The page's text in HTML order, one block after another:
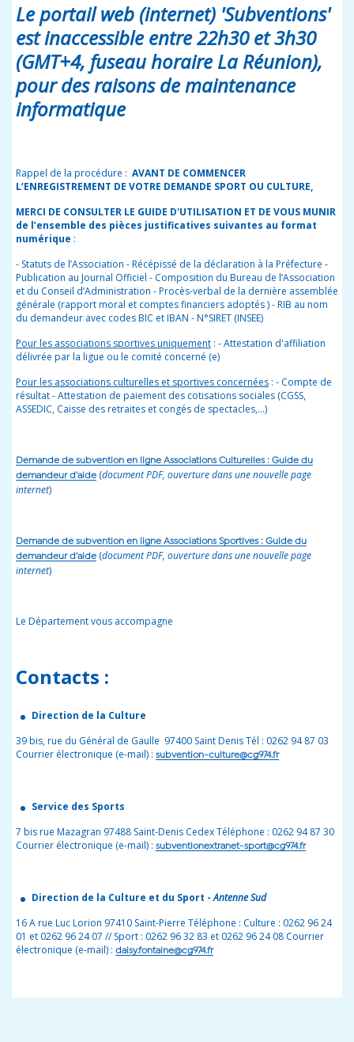
Le portail web (internet) 'Subventions'
est inaccessible entre 22h30 et 3h30
(GMT+4, fuseau horaire La Réunion),
pour des raisons de maintenance
informatique
Rappel de la procédure : AVANT DE COMMENCER
L’ENREGISTREMENT DE VOTRE DEMANDE SPORT OU CULTURE,
MERCI DE CONSULTER LE GUIDE D'UTILISATION ET DE VOUS MUNIR
de l’ensemble des pièces justificatives suivantes au format
numérique :
- Statuts de l’Association - Récépissé de la déclaration à la Préfecture -
Publication au Journal Officiel - Composition du Bureau de l’Association
et du Conseil d’Administration - Procès-verbal de la dernière assemblée
générale (rapport moral et comptes financiers adoptés ) - RIB au nom
du demandeur avec codes BIC et IBAN - N°SIRET (INSEE)
Pour les associations sportives uniquement : - Attestation d'affiliation
délivrée par la ligue ou le comité concerné (e)
Pour les associations culturelles et sportives concernées : - Compte de
résultat - Attestation de paiement des cotisations sociales (CGSS,
ASSEDIC, Caisse des retraites et congés de spectacles,…)
Demande de subvention en ligne Associations Culturelles : Guide du
demandeur d'aide (document PDF, ouverture dans une nouvelle page
internet)
Demande de subvention en ligne Associations Sportives : Guide du
demandeur d'aide (document PDF, ouverture dans une nouvelle page
internet)
Le Département vous accompagne
Contacts :
Direction de la Culture
39 bis, rue du Général de Gaulle 97400 Saint Denis Tél : 0262 94 87 03
Courrier électronique (e-mail) : subvention-culture@cg974.fr
Service des Sports
7 bis rue Mazagran 97488 Saint-Denis Cedex Téléphone : 0262 94 87 30
Courrier électronique (e-mail) : subventionextranet-sport@cg974.fr
Direction de la Culture et du Sport -Antenne Sud
16 A rue Luc Lorion 97410 Saint-Pierre Téléphone : Culture : 0262 96 24
01 et 0262 96 24 07 // Sport : 0262 96 32 83 et 0262 96 24 08 Courrier
électronique (e-mail) : daisy.fontaine@cg974.fr